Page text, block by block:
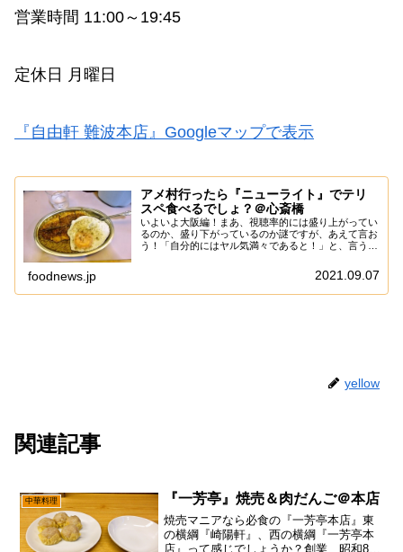
営業時間 11:00～19:45
定休日 月曜日
『自由軒 難波本店』Googleマップで表示
アメ村行ったら『ニューライト』でテリ
スペ食べるでしょ？＠心斎橋
いよいよ大阪編！まあ、視聴率的には盛り上がってい
るのか、盛り下がっているのか謎ですが、あえて言お
う！「自分的にはヤル気満々であると！」と、言うか
て、流石に新鮮味はないんで、こうして地方を巡る...
foodnews.jp 2021.09.07
yellow
関連記事
中華料理 『一芳亭』焼売＆肉だんご＠本店
焼売マニアなら必食の『一芳亭本店』東
の横綱『崎陽軒』、西の横綱『一芳亭本
店』って感じでしょうか？創業、昭和8年